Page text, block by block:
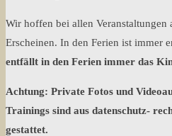
Wir hoffen bei allen Veranstaltungen
Erscheinen. In den Ferien ist immer
entfällt in den Ferien immer das
Achtung: Private Fotos und
Trainings sind aus datenschutz-
gestattet.